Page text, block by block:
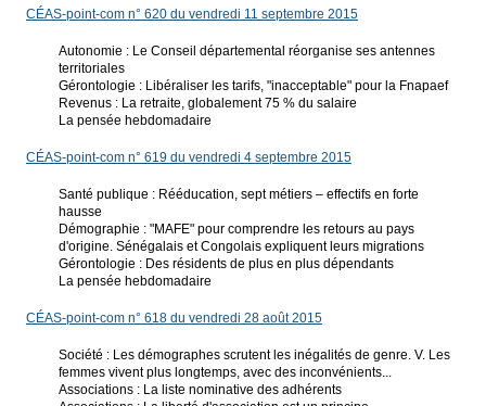
CÉAS-point-com n° 620 du vendredi 11 septembre 2015
Autonomie : Le Conseil départemental réorganise ses antennes
territoriales
Gérontologie : Libéraliser les tarifs, "inacceptable" pour la Fnapaef
Revenus : La retraite, globalement 75 % du salaire
La pensée hebdomadaire
CÉAS-point-com n° 619 du vendredi 4 septembre 2015
Santé publique : Rééducation, sept métiers – effectifs en forte
hausse
Démographie : "MAFE" pour comprendre les retours au pays
d'origine. Sénégalais et Congolais expliquent leurs migrations
Gérontologie : Des résidents de plus en plus dépendants
La pensée hebdomadaire
CÉAS-point-com n° 618 du vendredi 28 août 2015
Société : Les démographes scrutent les inégalités de genre. V. Les
femmes vivent plus longtemps, avec des inconvénients...
Associations : La liste nominative des adhérents